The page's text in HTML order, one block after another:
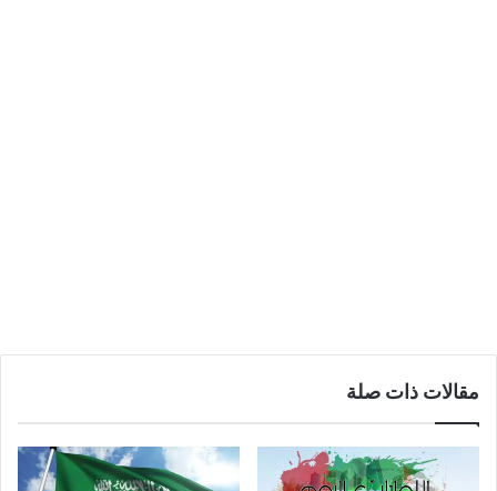
مقالات ذات صلة